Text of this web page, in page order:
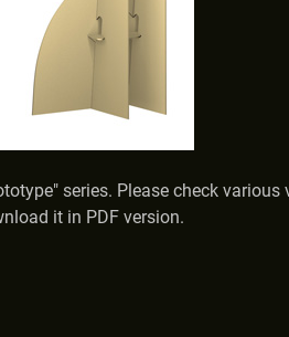
series. Please check various
it in PDF version.